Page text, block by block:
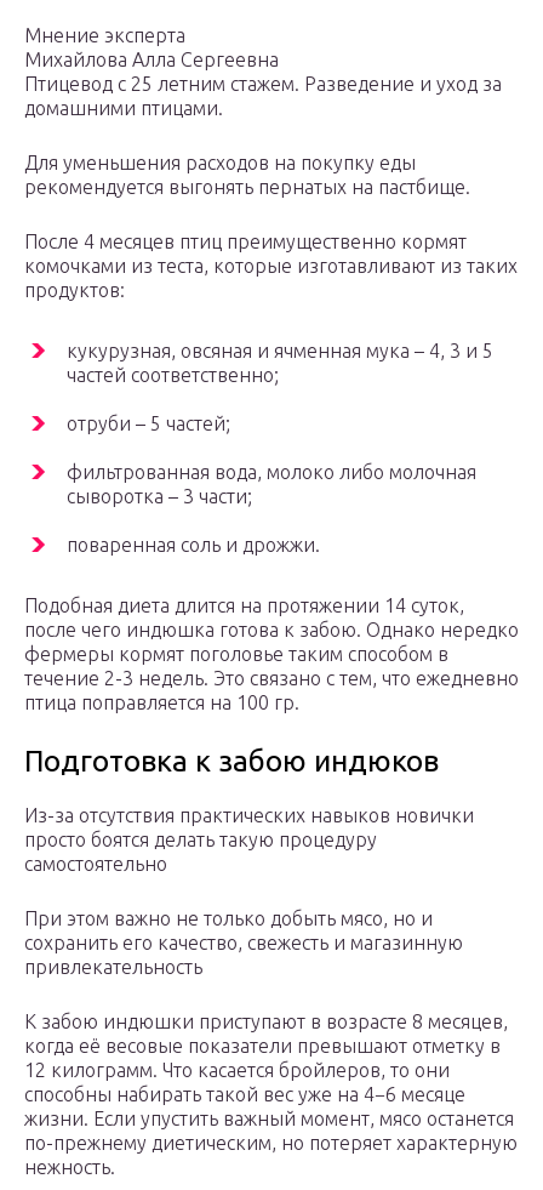
Мнение эксперта
Михайлова Алла Сергеевна
Птицевод с 25 летним стажем. Разведение и уход за
домашними птицами.
Для уменьшения расходов на покупку еды
рекомендуется выгонять пернатых на пастбище.
После 4 месяцев птиц преимущественно кормят
комочками из теста, которые изготавливают из таких
продуктов:
кукурузная, овсяная и ячменная мука – 4, 3 и 5
частей соответственно;
отруби – 5 частей;
фильтрованная вода, молоко либо молочная
сыворотка – 3 части;
поваренная соль и дрожжи.
Подобная диета длится на протяжении 14 суток,
после чего индюшка готова к забою. Однако нередко
фермеры кормят поголовье таким способом в
течение 2-3 недель. Это связано с тем, что ежедневно
птица поправляется на 100 гр.
Подготовка к забою индюков
Из-за отсутствия практических навыков новички
просто боятся делать такую процедуру
самостоятельно
При этом важно не только добыть мясо, но и
сохранить его качество, свежесть и магазинную
привлекательность
К забою индюшки приступают в возрасте 8 месяцев,
когда её весовые показатели превышают отметку в
12 килограмм. Что касается бройлеров, то они
способны набирать такой вес уже на 4−6 месяце
жизни. Если упустить важный момент, мясо останется
по-прежнему диетическим, но потеряет характерную
нежность.